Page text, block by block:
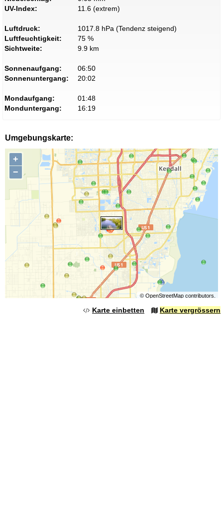
UV-Index:
11.6 (extrem)
Luftdruck:
1017.8 hPa (Tendenz steigend)
Luftfeuchtigkeit:
75 %
Sichtweite:
9.9 km
Sonnenaufgang:
06:50
Sonnenuntergang:
20:02
Mondaufgang:
01:48
Monduntergang:
16:19
Umgebungskarte:
+
−
© OpenStreetMapcontributors.
Karte einbetten Karte vergrössern